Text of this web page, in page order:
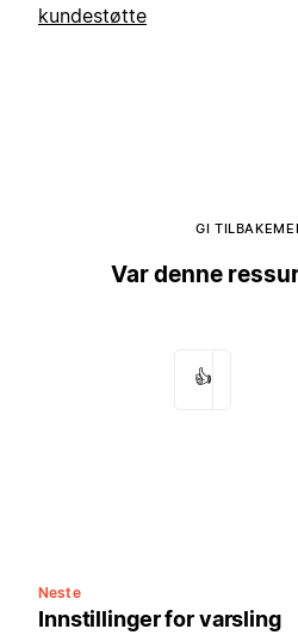
kundestøtte
GI
Var denne
👍
Neste
Innstillinger for varsling